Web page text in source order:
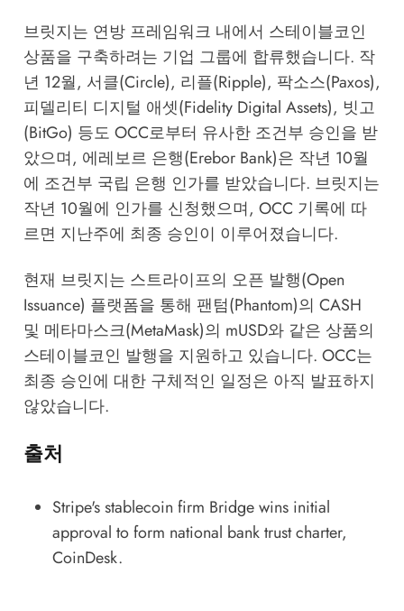
브릿지는 연방 프레임워크 내에서 스테이블코인
상품을 구축하려는 기업 그룹에 합류했습니다. 작
년 12월, 서클(Circle), 리플(Ripple), 팍소스(Paxos),
피델리티 디지털 애셋(Fidelity Digital Assets), 빗고
(BitGo) 등도 OCC로부터 유사한 조건부 승인을 받
았으며, 에레보르 은행(Erebor Bank)은 작년 10월
에 조건부 국립 은행 인가를 받았습니다. 브릿지는
작년 10월에 인가를 신청했으며, OCC 기록에 따
르면 지난주에 최종 승인이 이루어졌습니다.
현재 브릿지는 스트라이프의 오픈 발행(Open
Issuance) 플랫폼을 통해 팬텀(Phantom)의 CASH
및 메타마스크(MetaMask)의 mUSD와 같은 상품의
스테이블코인 발행을 지원하고 있습니다. OCC는
최종 승인에 대한 구체적인 일정은 아직 발표하지
않았습니다.
출처
Stripe's stablecoin firm Bridge wins initial
approval to form national bank trust charter,
CoinDesk.